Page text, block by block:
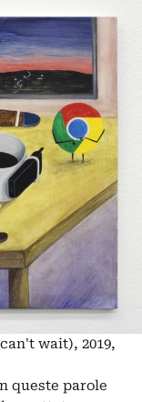
wait), 2019,
queste parole